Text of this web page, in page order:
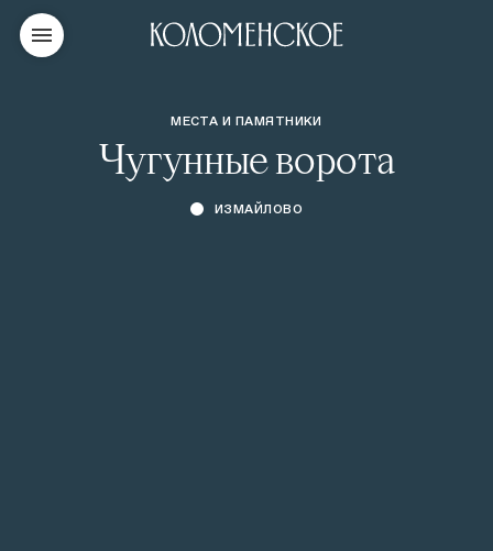
МЕСТА И ПАМЯТНИКИ
Чугунные ворота
ИЗМАЙЛОВО